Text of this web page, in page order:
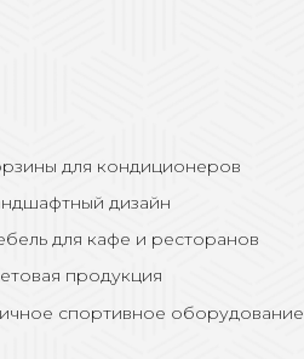
для кондиционеров
дизайн
для кафе и ресторанов
продукция
спортивное оборудование